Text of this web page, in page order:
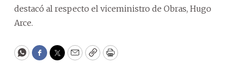
destacó al respecto el viceministro de Obras, Hugo
Arce.
WhatsApp
Facebook
Twitter
EmailCopyPrint